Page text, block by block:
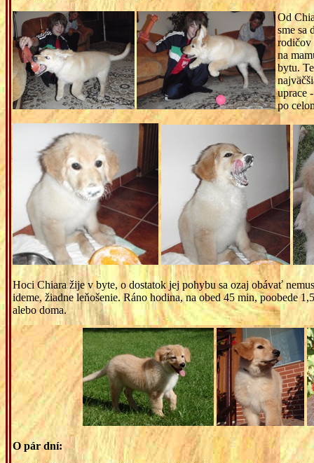
Od
sme sa
rodičov
na
bytu.
uprace
po
Hoci Chiara žije v byte, o dostatok jej pohybu sa ozaj obávať
ideme, žiadne leňošenie. Ráno hodina, na obed 45 min, poobede
alebo doma.
O pár dní: